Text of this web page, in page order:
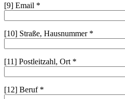
[9] Email *
[10] Straße, Hausnummer *
[11] Postleitzahl, Ort *
[12] Beruf *